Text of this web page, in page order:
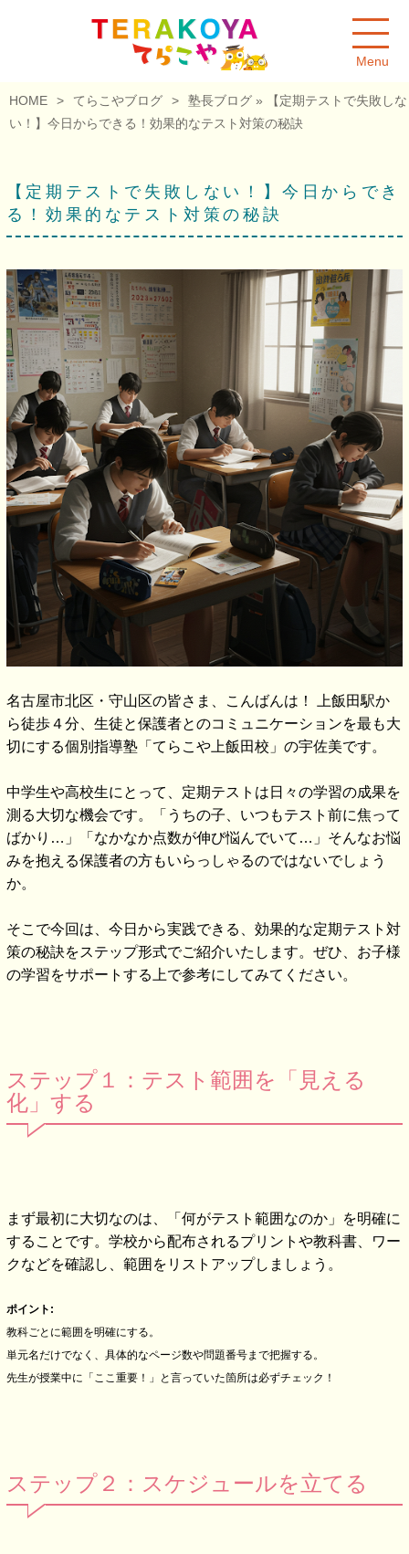
Menu
HOME > てらこやブログ > 塾長ブログ » 【定期テストで失敗しな
い！】今日からできる！効果的なテスト対策の秘訣
【定期テストで失敗しない！】今日からでき
る！効果的なテスト対策の秘訣
名古屋市北区・守山区の皆さま、こんばんは！ 上飯田駅か
ら徒歩４分、生徒と保護者とのコミュニケーションを最も大
切にする個別指導塾「てらこや上飯田校」の宇佐美です。
中学生や高校生にとって、定期テストは日々の学習の成果を
測る大切な機会です。「うちの子、いつもテスト前に焦って
ばかり…」「なかなか点数が伸び悩んでいて…」そんなお悩
みを抱える保護者の方もいらっしゃるのではないでしょう
か。
そこで今回は、今日から実践できる、効果的な定期テスト対
策の秘訣をステップ形式でご紹介いたします。ぜひ、お子様
の学習をサポートする上で参考にしてみてください。
ステップ１：テスト範囲を「見える
化」する
まず最初に大切なのは、「何がテスト範囲なのか」を明確に
することです。学校から配布されるプリントや教科書、ワー
クなどを確認し、範囲をリストアップしましょう。
ポイント:
教科ごとに範囲を明確にする。
単元名だけでなく、具体的なページ数や問題番号まで把握する。
先生が授業中に「ここ重要！」と言っていた箇所は必ずチェック！
ステップ２：スケジュールを立てる